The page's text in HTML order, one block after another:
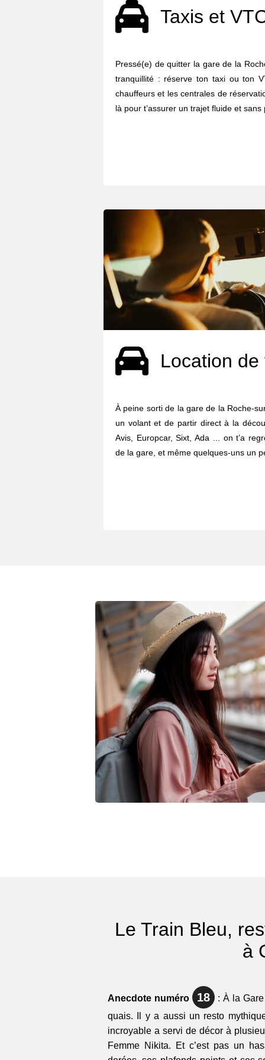
Taxis et
Pressé(e) de quitter la gare de la
tranquillité : réserve ton taxi ou ton
chauffeurs et les centrales de
là pour t’assurer un trajet fluide et sans
Location de
À peine sorti de la gare de la Roche-
un volant et de partir direct à la
Avis, Europcar, Sixt, Ada ... on t’a
de la gare, et même quelques-uns un
Le Train Bleu,
à
Anecdote numéro 18 : À la Gare
quais. Il y a aussi un resto
incroyable a servi de décor à
Femme Nikita. Et c’est pas un